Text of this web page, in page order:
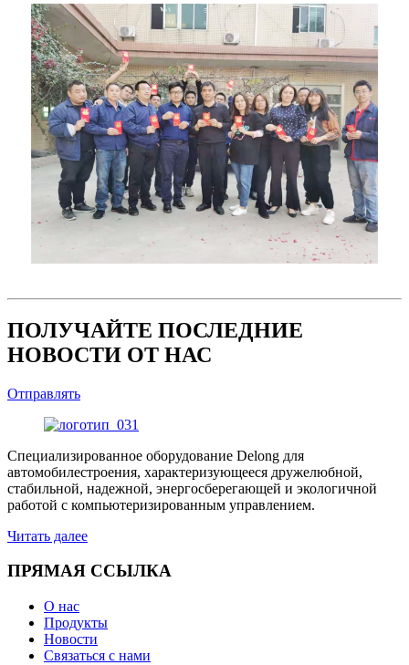
ПОЛУЧАЙТЕ ПОСЛЕДНИЕ
НОВОСТИ ОТ НАС
Отправлять
Специализированное оборудование Delong для
автомобилестроения, характеризующееся дружелюбной,
стабильной, надежной, энергосберегающей и экологичной
работой с компьютеризированным управлением.
Читать далее
ПРЯМАЯ ССЫЛКА
О нас
Продукты
Новости
Связаться с нами